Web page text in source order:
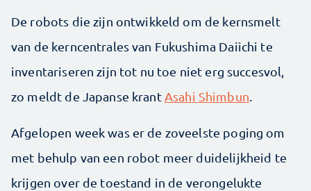
De robots die zijn ontwikkeld om de kernsmelt
van de kerncentrales van Fukushima Daiichi te
inventariseren zijn tot nu toe niet erg succesvol,
zo meldt de Japanse krant Asahi Shimbun
Afgelopen week was er de zoveelste poging om
met behulp van een robot meer duidelijkheid te
krijgen over de toestand in de verongelukte